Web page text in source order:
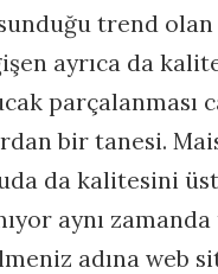
trend olan
ayrıca da
parçalanması
bir tanesi.
da kalitesini
aynı
adına web